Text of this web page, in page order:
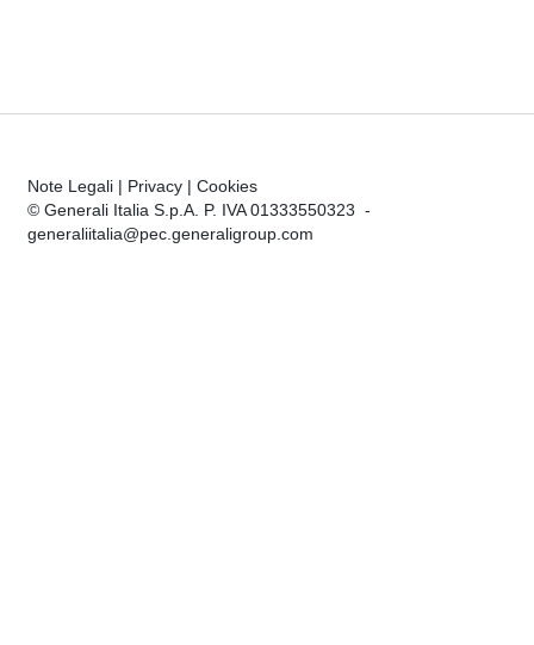
Note Legali | Privacy | Cookies
© Generali Italia S.p.A. P. IVA 01333550323 -
generaliitalia@pec.generaligroup.com